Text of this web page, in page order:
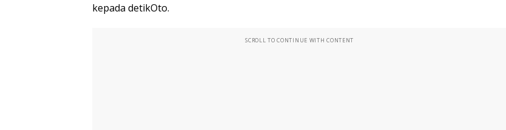
kepada detikOto.
SCROLL TO CONTINUE WITH CONTENT